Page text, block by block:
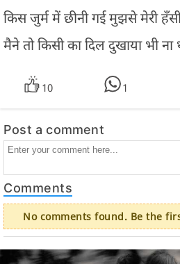
किस जुर्म में छीनी गई मुझसे मेरी
मैने तो किसी का दिल दुखाया भी ना
10 1
Post a comment
Comments
No comments found. Be the